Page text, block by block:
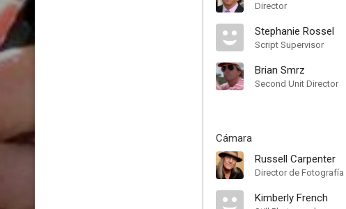
Director
Stephanie Rossel
Script Supervisor
Brian Smrz
Second Unit Director
Cámara
Russell Carpenter
Director de Fotografía
Kimberly French